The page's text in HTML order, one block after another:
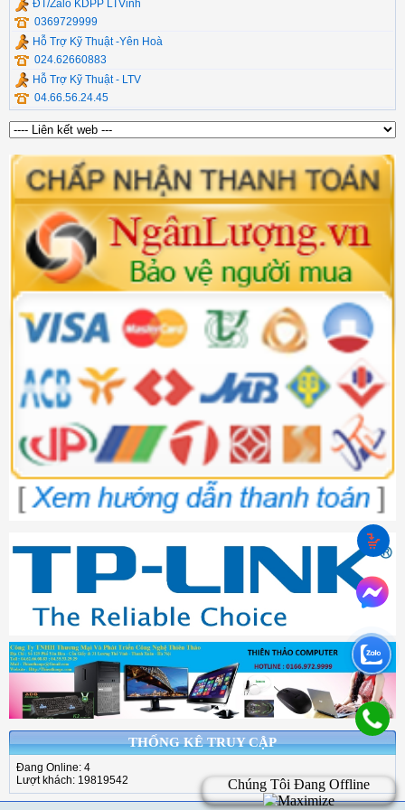
ĐT/Zalo KDPP LTVinh
0369729999
Hỗ Trợ Kỹ Thuật -Yên Hoà
024.62660883
Hỗ Trợ Kỹ Thuật - LTV
04.66.56.24.45
THỐNG KÊ TRUY CẬP
Đang Online: 4
Lượt khách: 19819542